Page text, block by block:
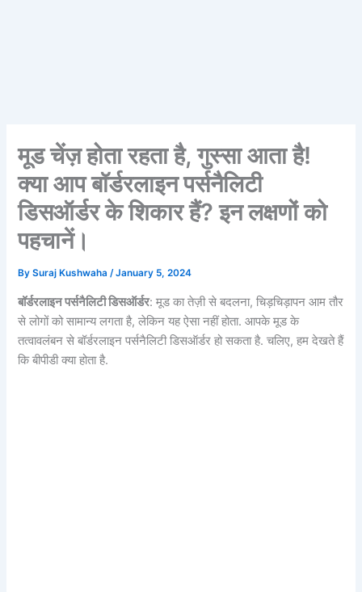
मूड चेंज़ होता रहता है, गुस्सा आता है!
क्या आप बॉर्डरलाइन पर्सनैलिटी
डिसऑर्डर के शिकार हैं? इन लक्षणों को
पहचानें।
BySuraj Kushwaha/January 5, 2024
बॉर्डरलाइन पर्सनैलिटी डिसऑर्डर: मूड का तेज़ी से बदलना, चिड़चिड़ापन आम तौर
से लोगों को सामान्य लगता है, लेकिन यह ऐसा नहीं होता. आपके मूड के
तत्वावलंबन से बॉर्डरलाइन पर्सनैलिटी डिसऑर्डर हो सकता है. चलिए, हम देखते हैं
कि बीपीडी क्या होता है.